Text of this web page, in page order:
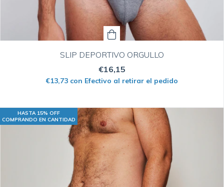
SLIP DEPORTIVO ORGULLO
€16,15
€13,73 con Efectivo al retirar el pedido
HASTA 15% OFF
COMPRANDO EN CANTIDAD